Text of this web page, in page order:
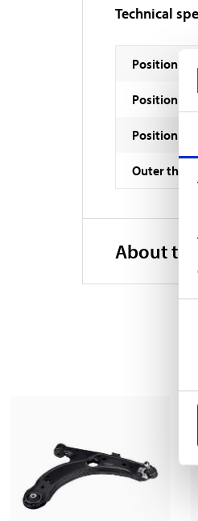
Technical
Position
Position
Position
Outer thread
About